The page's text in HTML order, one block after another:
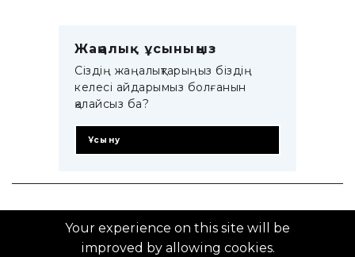
Жаңалық ұсыныңыз
Сіздің жаңалықтарыңыз біздің
келесі айдарымыз болғанын
қалайсыз ба?
Ұсыну
© 2014–2025 ZTB.KZ
Your experience on this site will be
improved by allowing cookies.